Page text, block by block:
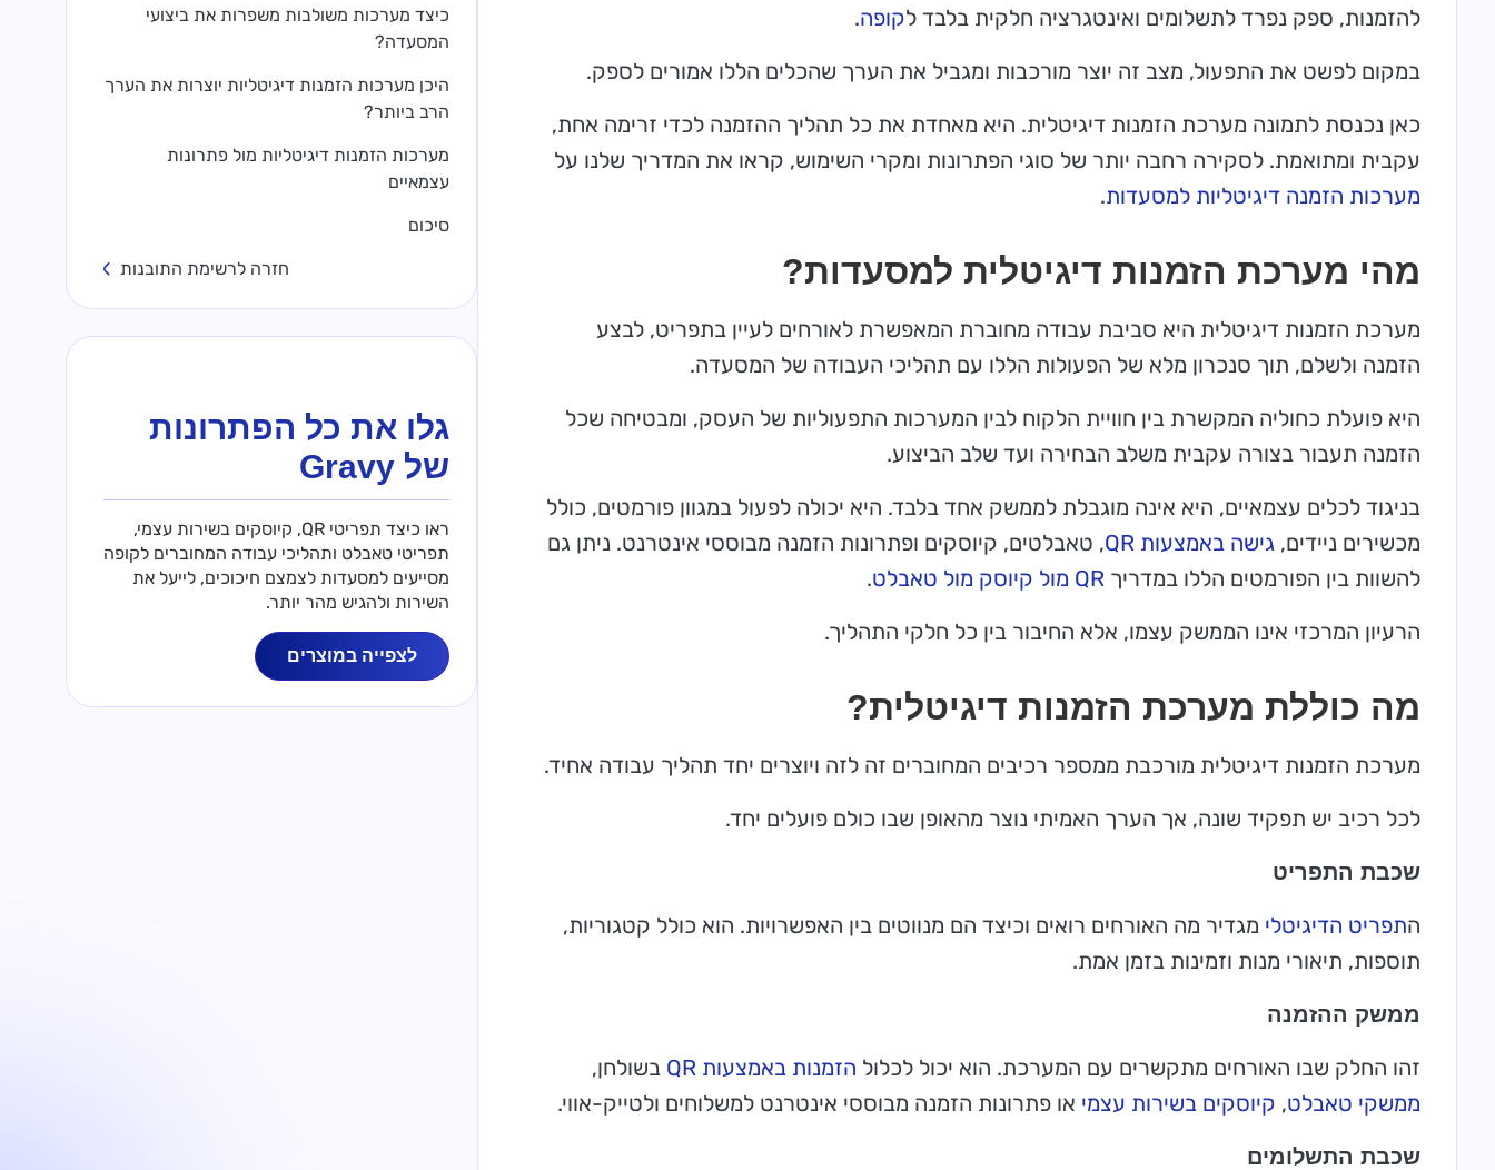
להזמנות, ספק נפרד לתשלומים ואינטגרציה חלקית בלבד לקופה.
במקום לפשט את התפעול, מצב זה יוצר מורכבות ומגביל את הערך שהכלים הללו אמורים לספק.
כאן נכנסת לתמונה מערכת הזמנות דיגיטלית. היא מאחדת את כל תהליך ההזמנה לכדי זרימה אחת,
עקבית ומתואמת. לסקירה רחבה יותר של סוגי הפתרונות ומקרי השימוש, קראו את המדריך שלנו על
מערכות הזמנה דיגיטליות למסעדות.
מהי מערכת הזמנות דיגיטלית למסעדות?
מערכת הזמנות דיגיטלית היא סביבת עבודה מחוברת המאפשרת לאורחים לעיין בתפריט, לבצע
הזמנה ולשלם, תוך סנכרון מלא של הפעולות הללו עם תהליכי העבודה של המסעדה.
היא פועלת כחוליה המקשרת בין חוויית הלקוח לבין המערכות התפעוליות של העסק, ומבטיחה שכל
הזמנה תעבור בצורה עקבית משלב הבחירה ועד שלב הביצוע.
בניגוד לכלים עצמאיים, היא אינה מוגבלת לממשק אחד בלבד. היא יכולה לפעול במגוון פורמטים, כולל
מכשירים ניידים, גישה באמצעות QR
, טאבלטים, קיוסקים ופתרונות הזמנה מבוססי אינטרנט. ניתן גם
להשוות בין הפורמטים הללו במדריך QR מול קיוסק מול טאבלט
.
הרעיון המרכזי אינו הממשק עצמו, אלא החיבור בין כל חלקי התהליך.
מה כוללת מערכת הזמנות דיגיטלית?
מערכת הזמנות דיגיטלית מורכבת ממספר רכיבים המחוברים זה לזה ויוצרים יחד תהליך עבודה אחיד.
לכל רכיב יש תפקיד שונה, אך הערך האמיתי נוצר מהאופן שבו כולם פועלים יחד.
שכבת התפריט
התפריט הדיגיטלי מגדיר מה האורחים רואים וכיצד הם מנווטים בין האפשרויות. הוא כולל קטגוריות,
תוספות, תיאורי מנות וזמינות בזמן אמת.
ממשק ההזמנה
זהו החלק שבו האורחים מתקשרים עם המערכת. הוא יכול לכלול הזמנות באמצעות QR
בשולחן,
ממשקי טאבלט, קיוסקים בשירות עצמי או פתרונות הזמנה מבוססי אינטרנט למשלוחים ולטייק-אווי.
שכבת התשלומים
כיצד מערכות משולבות משפרות את ביצועי
המסעדה?
היכן מערכות הזמנות דיגיטליות יוצרות את הערך
הרב ביותר?
מערכות הזמנות דיגיטליות מול פתרונות
עצמאיים
סיכום
חזרה לרשימת התובנות
גלו את כל הפתרונות
של Gravy
ראו כיצד תפריטי QR, קיוסקים בשירות עצמי,
תפריטי טאבלט ותהליכי עבודה המחוברים לקופה
מסייעים למסעדות לצמצם חיכוכים, לייעל את
השירות ולהגיש מהר יותר.
לצפייה במוצרים